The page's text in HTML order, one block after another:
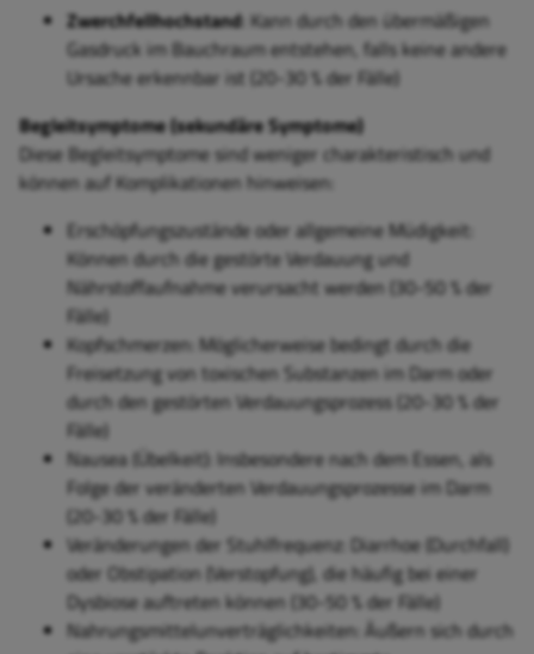
Zwerchfellhochstand: Kann durch den übermäßigen
Gasdruck im Bauchraum entstehen, falls keine andere
Ursache erkennbar ist (20-30 % der Fälle)
Begleitsymptome (sekundäre Symptome)
Diese Begleitsymptome sind weniger charakteristisch und
können auf Komplikationen hinweisen:
Erschöpfungszustände oder allgemeine Müdigkeit:
Können durch die gestörte Verdauung und
Nährstoffaufnahme verursacht werden (30-50 % der
Fälle)
Kopfschmerzen: Möglicherweise bedingt durch die
Freisetzung von toxischen Substanzen im Darm oder
durch den gestörten Verdauungsprozess (20-30 % der
Fälle)
Nausea (Übelkeit): Insbesondere nach dem Essen, als
Folge der veränderten Verdauungsprozesse im Darm
(20-30 % der Fälle)
Veränderungen der Stuhlfrequenz: Diarrhoe (Durchfall)
oder Obstipation (Verstopfung), die häufig bei einer
Dysbiose auftreten können (30-50 % der Fälle)
Nahrungsmittelunverträglichkeiten: Äußern sich durch